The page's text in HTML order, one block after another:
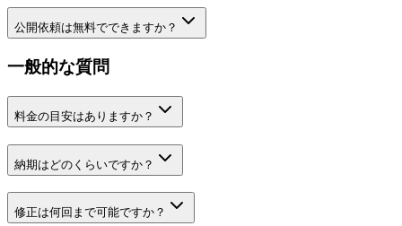
公開依頼は無料でできますか？
一般的な質問
料金の目安はありますか？
納期はどのくらいですか？
修正は何回まで可能ですか？